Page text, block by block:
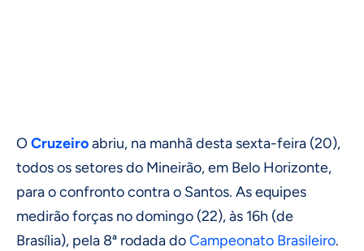
OCruzeiroabriu, na manhã desta sexta-feira (20),
todos os setores do Mineirão, em Belo Horizonte,
para o confronto contra o Santos. As equipes
medirão forças no domingo (22), às 16h (de
Brasília), pela 8ª rodada doCampeonato Brasileiro.